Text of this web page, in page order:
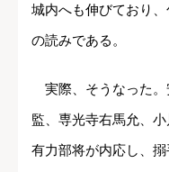
城内へも伸びており
の読みである。
実際、そうなった。
監、専光寺右馬允、
有力部将が内応し、